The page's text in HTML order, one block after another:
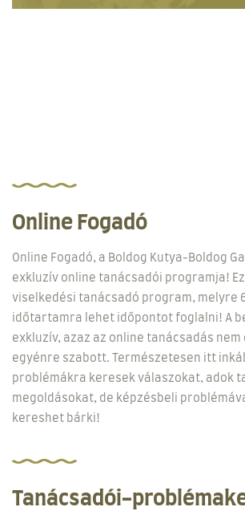
Online Fogadó
Online Fogadó, a Boldog Kutya-Boldog
exkluzív online tanácsadói programja!
viselkedési tanácsadó program, melyre
időtartamra lehet időpontot foglalni! A
exkluzív, azaz az online tanácsadás
egyénre szabott. Természetesen itt
problémákra keresek válaszokat, adok
megoldásokat, de képzésbeli
kereshet bárki!
Tanácsadói-